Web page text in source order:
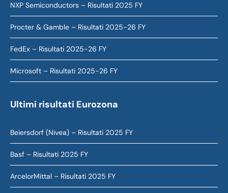
NXP Semiconductors – Risultati 2025 FY
Procter & Gamble – Risultati 2025-26 FY
FedEx – Risultati 2025-26 FY
Microsoft – Risultati 2025-26 FY
Ultimi risultati Eurozona
Beiersdorf (Nivea) – Risultati 2025 FY
Basf – Risultati 2025 FY
ArcelorMittal – Risultati 2025 FY